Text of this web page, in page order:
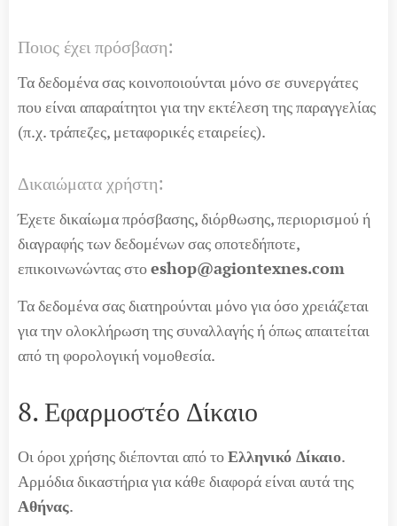
Ποιος έχει πρόσβαση:
Τα δεδομένα σας κοινοποιούνται μόνο σε συνεργάτες
που είναι απαραίτητοι για την εκτέλεση της παραγγελίας
(π.χ. τράπεζες, μεταφορικές εταιρείες).
Δικαιώματα χρήστη:
Έχετε δικαίωμα πρόσβασης, διόρθωσης, περιορισμού ή
διαγραφής των δεδομένων σας οποτεδήποτε,
επικοινωνώντας στοeshop@agiontexnes.com
Τα δεδομένα σας διατηρούνται μόνο για όσο χρειάζεται
για την ολοκλήρωση της συναλλαγής ή όπως απαιτείται
από τη φορολογική νομοθεσία.
8. Εφαρμοστέο Δίκαιο
Οι όροι χρήσης διέπονται από τοΕλληνικό Δίκαιο.
Αρμόδια δικαστήρια για κάθε διαφορά είναι αυτά της
Αθήνας.